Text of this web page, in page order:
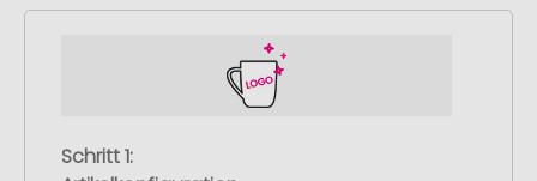
Schritt 1: